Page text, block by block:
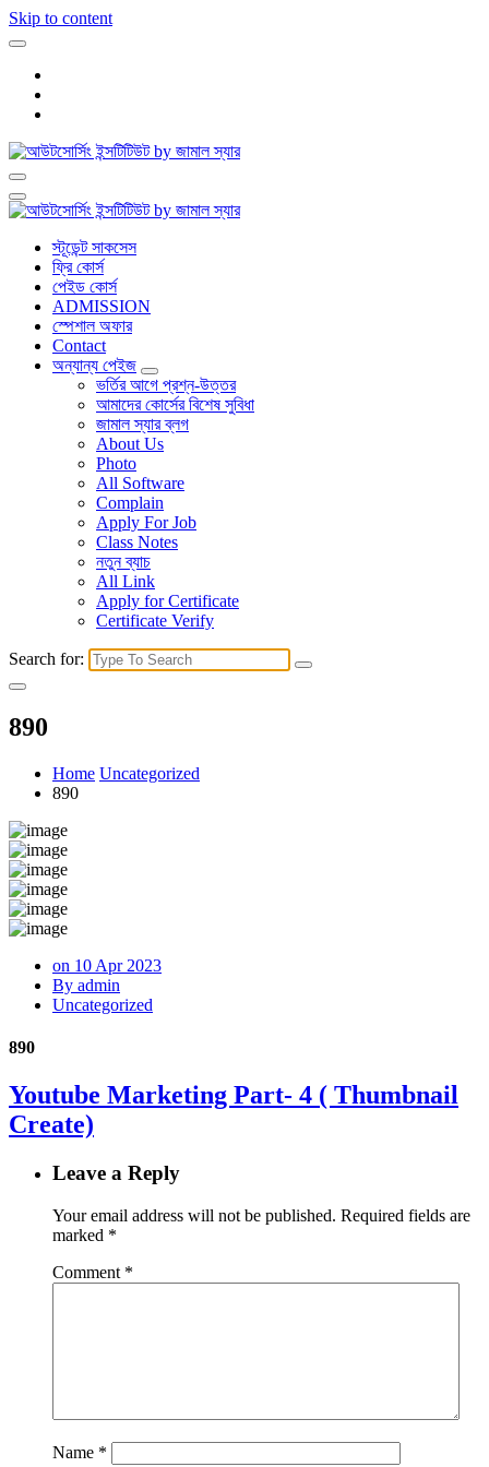
Skip to content
স্টূডেন্ট সাকসেস
ফ্রি কোর্স
পেইড কোর্স
ADMISSION
স্পেশাল অফার
Contact
অন্যান্য পেইজ
ভর্তির আগে প্রশ্ন-উত্তর
আমাদের কোর্সের বিশেষ সুবিধা
জামাল স্যার ব্লগ
About Us
Photo
All Software
Complain
Apply For Job
Class Notes
নতুন ব্যাচ
All Link
Apply for Certificate
Certificate Verify
Search for:
890
Home Uncategorized
890
on 10 Apr 2023
By admin
Uncategorized
890
Youtube Marketing Part- 4 ( Thumbnail
Create)
Leave a Reply
Your email address will not be published. Required fields are
marked *
Comment *
Name *